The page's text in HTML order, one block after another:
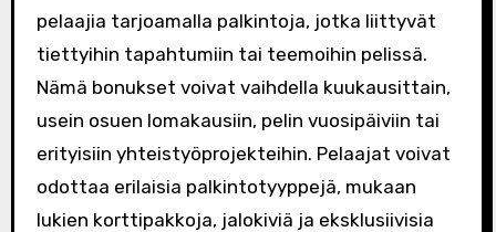
pelaajia tarjoamalla palkintoja, jotka liittyvät
tiettyihin tapahtumiin tai teemoihin pelissä.
Nämä bonukset voivat vaihdella kuukausittain,
usein osuen lomakausiin, pelin vuosipäiviin tai
erityisiin yhteistyöprojekteihin. Pelaajat voivat
odottaa erilaisia palkintotyyppejä, mukaan
lukien korttipakkoja, jalokiviä ja eksklusiivisia